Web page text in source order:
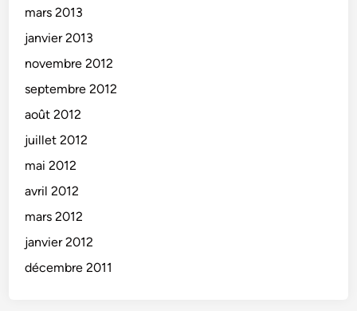
mars 2013
janvier 2013
novembre 2012
septembre 2012
août 2012
juillet 2012
mai 2012
avril 2012
mars 2012
janvier 2012
décembre 2011